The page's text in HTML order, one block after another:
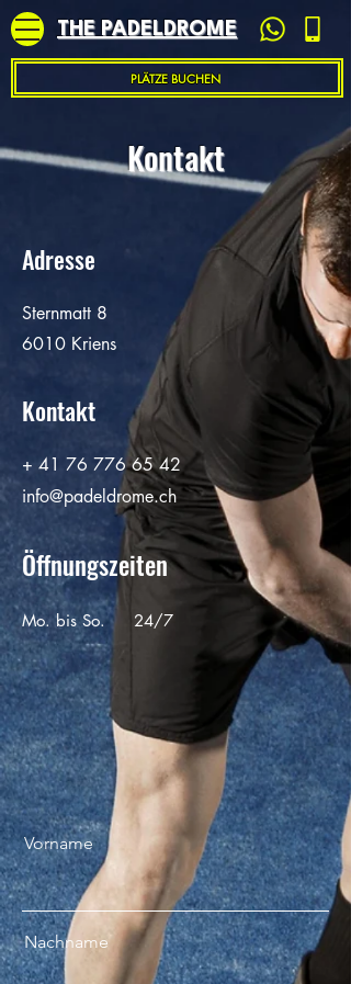
THE PADELDROME
PLÄTZE BUCHEN
Kontakt
Adresse
Sternmatt 8
6010 Kriens
Kontakt
+ 41 76 776 65 42
​info@padeldrome.ch
Öffnungszeiten
Mo. bis So. 24/7
Vorname
Nachname